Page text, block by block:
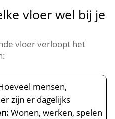
vloer wel bij je
vloer verloopt het
mensen,
zijn er dagelijks
Wonen, werken, spelen